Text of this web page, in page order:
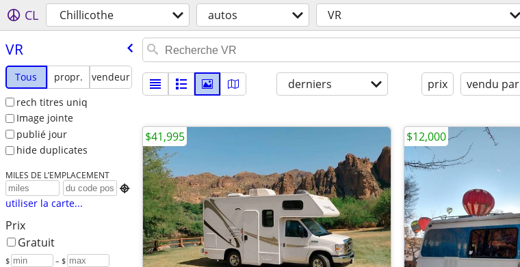
CL Chillicothe autos VR
VR
Tous propr.
vendeur
rech titres uniq
Image jointe
publié jour
hide duplicates
MILES DE L’EMPLACEMENT

utiliser la carte...
Prix
Gratuit
$ – $
derniers prix vendu par
$41,995 $12,000